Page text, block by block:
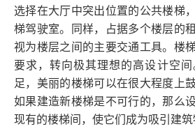
选择在大厅中突出位置的公共楼梯
梯驾驶室。同样，占据多个楼层的
视为楼层之间的主要交通工具。楼
要求，转向极其理想的高设计空
足，美丽的楼梯可以在很大程度上
如果建造新楼梯是不可行的，那么
现有的楼梯间，使它们成为吸引建筑